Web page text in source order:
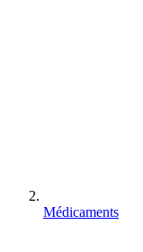
Médicaments